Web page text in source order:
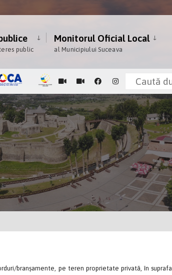
public
Monitorul Oficial Local
al Municipiului Suceava
branșamente, pe teren proprietate privată, în